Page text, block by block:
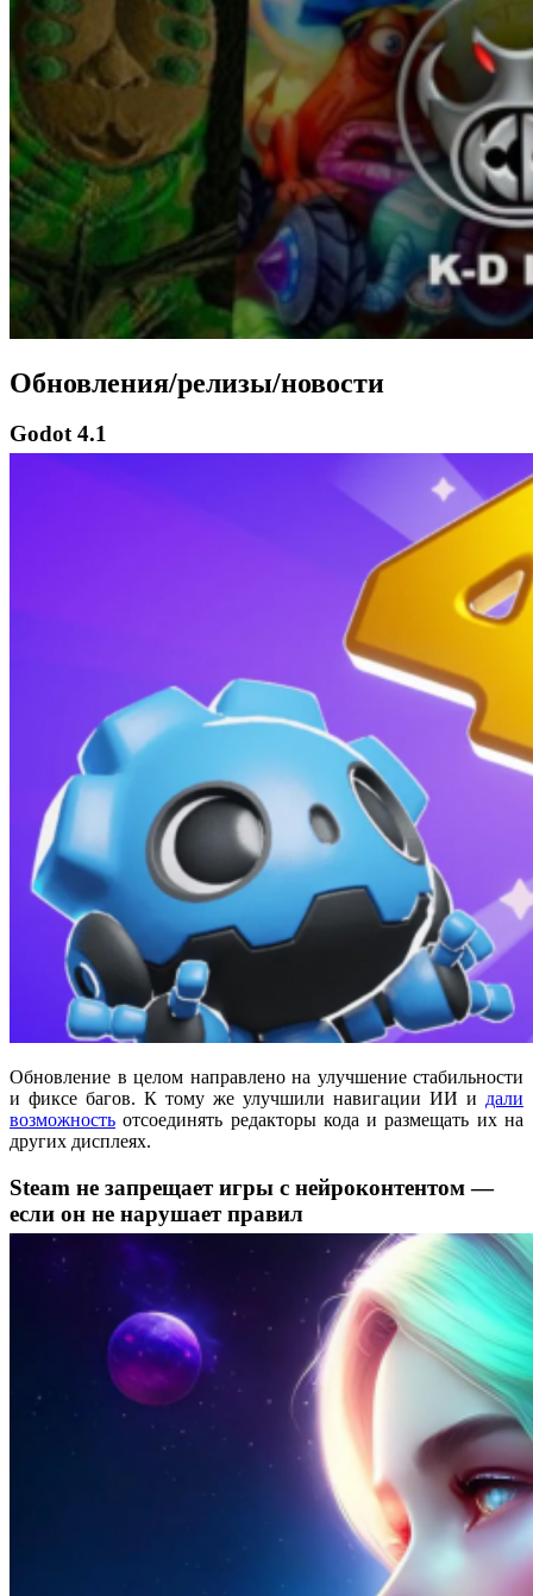
Обновления/релизы/новости
Godot 4.1
Обновление в целом направлено на улучшение стабильности
и фиксе багов. К тому же улучшили навигации ИИ и дали
возможность отсоединять редакторы кода и размещать их на
других дисплеях.
Steam не запрещает игры с нейроконтентом —
если он не нарушает правил